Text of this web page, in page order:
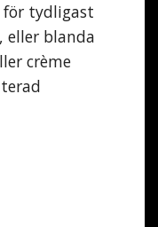
tydligast
eller blanda
crème